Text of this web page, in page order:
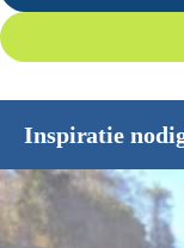
Inspiratie